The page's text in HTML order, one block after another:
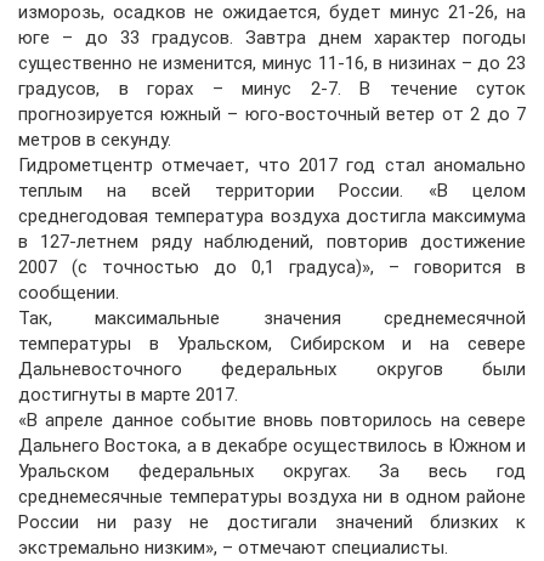
изморозь, осадков не ожидается, будет минус 21-26, на
юге – до 33 градусов. Завтра днем характер погоды
существенно не изменится, минус 11-16, в низинах – до 23
градусов, в горах – минус 2-7. В течение суток
прогнозируется южный – юго-восточный ветер от 2 до 7
метров в секунду.
Гидрометцентр отмечает, что 2017 год стал аномально
теплым на всей территории России. «В целом
среднегодовая температура воздуха достигла максимума
в 127-летнем ряду наблюдений, повторив достижение
2007 (с точностью до 0,1 градуса)», – говорится в
сообщении.
Так, максимальные значения среднемесячной
температуры в Уральском, Сибирском и на севере
Дальневосточного федеральных округов были
достигнуты в марте 2017.
«В апреле данное событие вновь повторилось на севере
Дальнего Востока, а в декабре осуществилось в Южном и
Уральском федеральных округах. За весь год
среднемесячные температуры воздуха ни в одном районе
России ни разу не достигали значений близких к
экстремально низким», – отмечают специалисты.